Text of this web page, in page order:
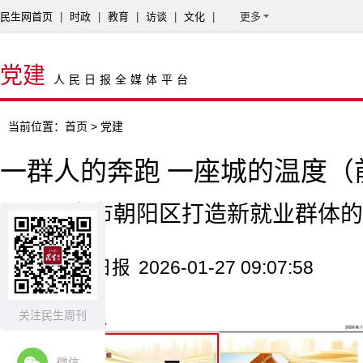
关注民生周刊
民生网首页 时政 教育 访谈 文化 更多
党建 人民日报全媒体平台
当前位置： 首页 > 党建
一群人的奔跑 一座城的温度（
——北京市朝阳区打造新就业群体
来源：人民日报 2026-01-27 09:07:58